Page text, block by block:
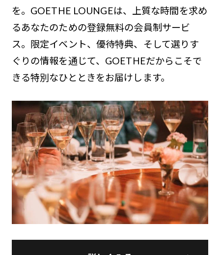
を。GOETHE LOUNGEは、上質な時間を求め
るあなたのための登録無料の会員制サービ
ス。限定イベント、優待特典、そして選りす
ぐりの情報を通じて、GOETHEだからこそで
きる特別なひとときをお届けします。